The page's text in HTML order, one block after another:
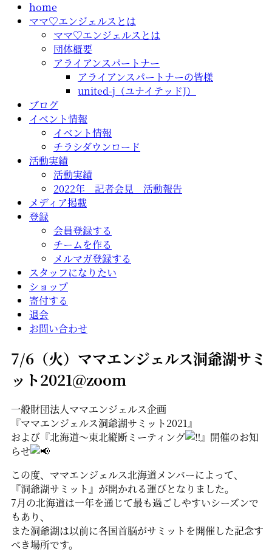
home
ママ♡エンジェルスとは
ママ♡エンジェルスとは
団体概要
アライアンスパートナー
アライアンスパートナーの皆様
united-j（ユナイテッドJ）
ブログ
イベント情報
イベント情報
チラシダウンロード
活動実績
活動実績
2022年 記者会見 活動報告
メディア掲載
登録
会員登録する
チームを作る
メルマガ登録する
スタッフになりたい
ショップ
寄付する
退会
お問い合わせ
7/6（火）ママエンジェルス洞爺湖サミ
ット2021@zoom
一般財団法人ママエンジェルス企画
『ママエンジェルス洞爺湖サミット2021』
および『北海道〜東北縦断ミーティング
』開催のお知
らせ
この度、ママエンジェルス北海道メンバーによって、
『洞爺湖サミット』が開かれる運びとなりました。
7月の北海道は一年を通じて最も過ごしやすいシーズンで
もあり、
また洞爺湖は以前に各国首脳がサミットを開催した記念す
べき場所です。